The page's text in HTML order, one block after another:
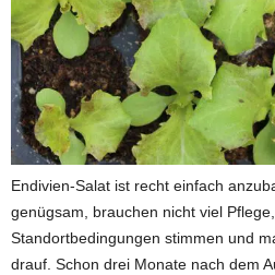
Endivien-Salat ist recht einfach
genügsam, brauchen nicht viel
Standortbedingungen stimmen und
drauf. Schon drei Monate nach dem